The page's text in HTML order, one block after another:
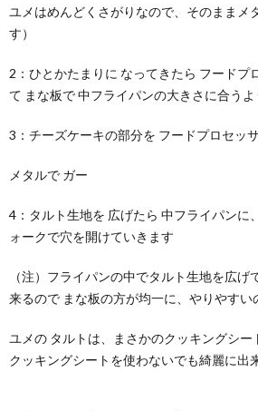
ユメはめんどくさがりなので、そのままメ
す）
2：ひとかたまりに なってきたら フードプ
て まな板で 中フライパンの大きさに合う
3：チーズケーキの部分を フードプロセッ
メタルで ガー
4：タルト生地を 広げたら 中フライパンに
ォークで穴を開けていきます
（注）フライパンの中でタルト生地を広げ
来るので まな板の方が均一に、やりやすい
ユメの タルトは、まさかのクッキングシ
クッキングシートを使わないでも綺麗に出